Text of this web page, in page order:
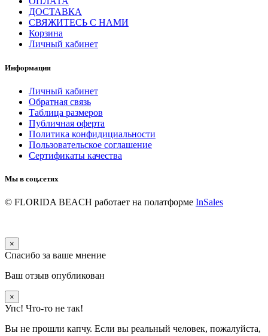
ДОСТАВКА
СВЯЖИТЕСЬ С НАМИ
Корзина
Личный кабинет
Информация
Личный кабинет
Обратная связь
Таблица размеров
Публичная оферта
Политика конфидициальности
Пользовательское соглашение
Сертификаты качества
Мы в соц.сетях
© FLORIDA BEACH работает на полатформе InSales
×
Спасибо за ваше мнение
Ваш отзыв опубликован
×
Упс! Что-то не так!
Вы не прошли капчу. Если вы реальный человек, пожалуйста,